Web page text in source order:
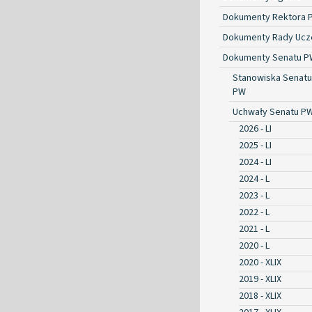
Dokumenty Rektora
Dokumenty Rady
Dokumenty Senatu
Stanowiska Senatu
PW
Uchwały Senatu
2026 - LI
2025 - LI
2024 - LI
2024 - L
2023 - L
2022 - L
2021 - L
2020 - L
2020 - XLIX
2019 - XLIX
2018 - XLIX